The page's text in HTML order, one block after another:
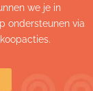
we je in
ondersteunen via